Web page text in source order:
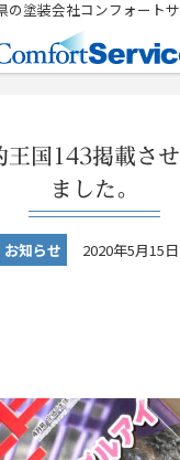
の塗装会社コンフォート
王国143掲載さ
ました。
お知らせ 2020年5月15日